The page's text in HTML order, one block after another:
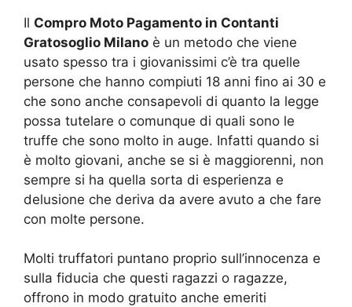
Il Compro Moto Pagamento in Contanti
Gratosoglio Milano è un metodo che viene
usato spesso tra i giovanissimi c’è tra quelle
persone che hanno compiuti 18 anni fino ai 30 e
che sono anche consapevoli di quanto la legge
possa tutelare o comunque di quali sono le
truffe che sono molto in auge. Infatti quando si
è molto giovani, anche se si è maggiorenni, non
sempre si ha quella sorta di esperienza e
delusione che deriva da avere avuto a che fare
con molte persone.
Molti truffatori puntano proprio sull’innocenza e
sulla fiducia che questi ragazzi o ragazze,
offrono in modo gratuito anche emeriti